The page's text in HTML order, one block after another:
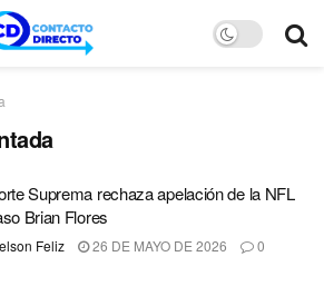
Suprema rechaza apelación de la NFL
Brian Flores
Feliz 26 DE MAYO DE 2026 0